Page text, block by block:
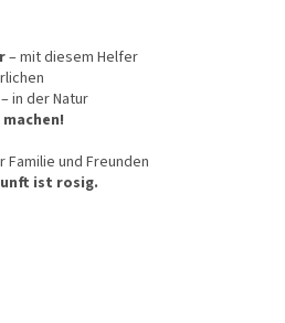
– mit diesem Helfer
in der Natur
und Freunden
ist rosig.